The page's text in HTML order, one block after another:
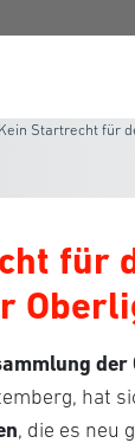
Kein Startrecht für
für
der
hat
, die es neu